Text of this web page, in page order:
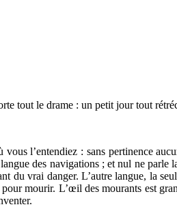
tout le drame : un petit jour tout
l’entendiez : sans pertinence
des navigations ; et nul ne
du vrai danger. L’autre langue, la
mourir. L’œil des mourants est